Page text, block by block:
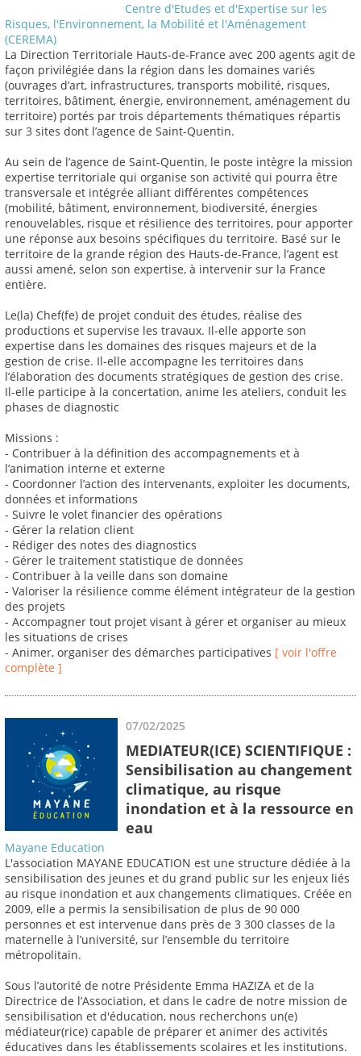
Centre d'Etudes et d'Expertise sur les
Risques, l'Environnement, la Mobilité et l'Aménagement
(CEREMA)
La Direction Territoriale Hauts-de-France avec 200 agents agit de
façon privilégiée dans la région dans les domaines variés
(ouvrages d’art, infrastructures, transports mobilité, risques,
territoires, bâtiment, énergie, environnement, aménagement du
territoire) portés par trois départements thématiques répartis
sur 3 sites dont l’agence de Saint-Quentin.
Au sein de l’agence de Saint-Quentin, le poste intègre la mission
expertise territoriale qui organise son activité qui pourra être
transversale et intégrée alliant différentes compétences
(mobilité, bâtiment, environnement, biodiversité, énergies
renouvelables, risque et résilience des territoires, pour apporter
une réponse aux besoins spécifiques du territoire. Basé sur le
territoire de la grande région des Hauts-de-France, l’agent est
aussi amené, selon son expertise, à intervenir sur la France
entière.
Le(la) Chef(fe) de projet conduit des études, réalise des
productions et supervise les travaux. Il-elle apporte son
expertise dans les domaines des risques majeurs et de la
gestion de crise. Il-elle accompagne les territoires dans
l’élaboration des documents stratégiques de gestion des crise.
Il-elle participe à la concertation, anime les ateliers, conduit les
phases de diagnostic
Missions :
- Contribuer à la définition des accompagnements et à
l’animation interne et externe
- Coordonner l’action des intervenants, exploiter les documents,
données et informations
- Suivre le volet financier des opérations
- Gérer la relation client
- Rédiger des notes des diagnostics
- Gérer le traitement statistique de données
- Contribuer à la veille dans son domaine
- Valoriser la résilience comme élément intégrateur de la gestion
des projets
- Accompagner tout projet visant à gérer et organiser au mieux
les situations de crises
- Animer, organiser des démarches participatives [ voir l'offre
complète ]
07/02/2025
MEDIATEUR(ICE) SCIENTIFIQUE :
Sensibilisation au changement
climatique, au risque
inondation et à la ressource en
eau
Mayane Education
L'association MAYANE EDUCATION est une structure dédiée à la
sensibilisation des jeunes et du grand public sur les enjeux liés
au risque inondation et aux changements climatiques. Créée en
2009, elle a permis la sensibilisation de plus de 90 000
personnes et est intervenue dans près de 3 300 classes de la
maternelle à l’université, sur l’ensemble du territoire
métropolitain.
Sous l’autorité de notre Présidente Emma HAZIZA et de la
Directrice de l’Association, et dans le cadre de notre mission de
sensibilisation et d'éducation, nous recherchons un(e)
médiateur(rice) capable de préparer et animer des activités
éducatives dans les établissements scolaires et les institutions.